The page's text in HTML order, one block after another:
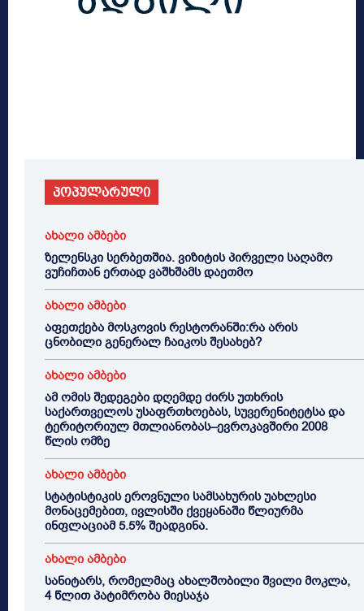
პოპულარული
ახალი ამბები
ზელენსკი სერბეთშია. ვიზიტის პირველი საღამო
ვუჩიჩთან ერთად ვაშხშამს დაეთმო
ახალი ამბები
აფეთქება მოსკოვის რესტორანში:რა არის
ცნობილი გენერალ ჩაიკოს შესახებ?
ახალი ამბები
ამ ომის შედეგები დღემდე ძირს უთხრის
საქართველოს უსაფრთხოებას, სუვერენიტეტსა და
ტერიტორიულ მთლიანობას–ევროკავშირი 2008
წლის ომზე
ახალი ამბები
სტატისტიკის ეროვნული სამსახურის უახლესი
მონაცემებით, ივლისში ქვეყანაში წლიურმა
ინფლაციამ 5.5% შეადგინა.
ახალი ამბები
სანიტარს, რომელმაც ახალშობილი შვილი მოკლა,
4 წლით პატიმრობა მიესაჯა